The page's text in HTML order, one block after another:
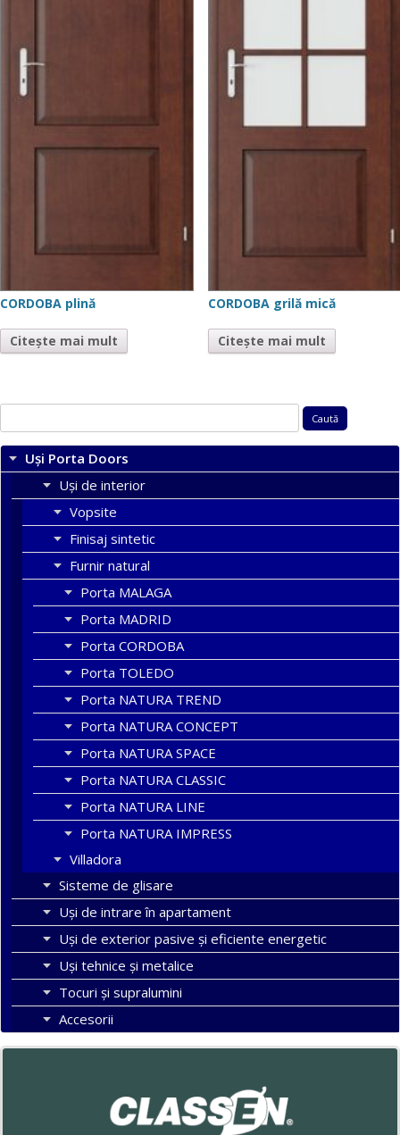
CORDOBA plină
Citește mai mult
CORDOBA grilă mică
Citește mai mult
după:
Uși Porta Doors
Uși de interior
Vopsite
Finisaj sintetic
Furnir natural
Porta MALAGA
Porta MADRID
Porta CORDOBA
Porta TOLEDO
Porta NATURA TREND
Porta NATURA CONCEPT
Porta NATURA SPACE
Porta NATURA CLASSIC
Porta NATURA LINE
Porta NATURA IMPRESS
Villadora
Sisteme de glisare
Uși de intrare în apartament
Uşi de exterior pasive şi eficiente energetic
Uși tehnice și metalice
Tocuri şi supralumini
Accesorii